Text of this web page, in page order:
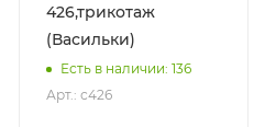
426,трикотаж
(Васильки)
Есть в наличии: 136
Арт.: с426